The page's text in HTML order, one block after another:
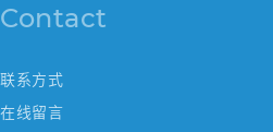
Contact
联系方式
在线留言